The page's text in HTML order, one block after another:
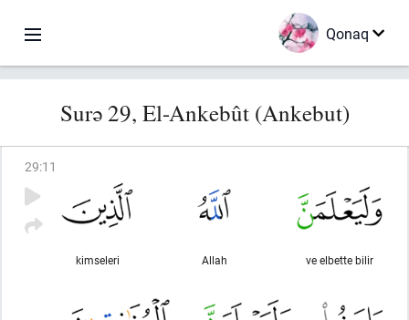
Qonaq
Surə 29, El-Ankebût (Ankebut)
29:11
ve elbette bilir
Allah
kimseleri